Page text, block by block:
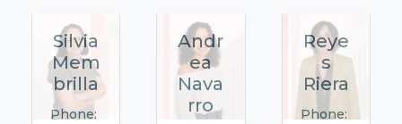
Silvia
Mem
brilla
Phone:
Andr
ea
Nava
rro
Reye
s
Riera
Phone: